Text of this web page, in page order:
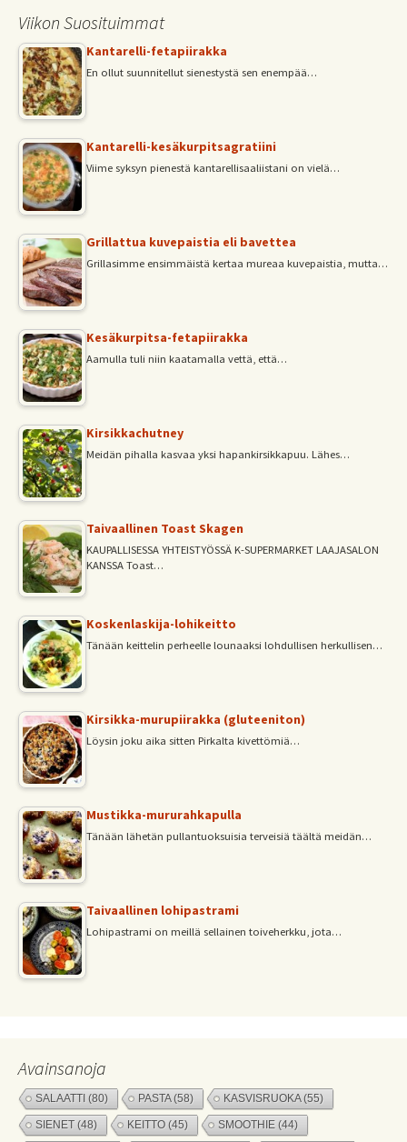
Viikon Suosituimmat
Kantarelli-fetapiirakka
En ollut suunnitellut sienestystä sen enempää…
Kantarelli-kesäkurpitsagratiini
Viime syksyn pienestä kantarellisaaliistani on vielä…
Grillattua kuvepaistia eli bavettea
Grillasimme ensimmäistä kertaa mureaa kuvepaistia, mutta…
Kesäkurpitsa-fetapiirakka
Aamulla tuli niin kaatamalla vettä, että…
Kirsikkachutney
Meidän pihalla kasvaa yksi hapankirsikkapuu. Lähes…
Taivaallinen Toast Skagen
KAUPALLISESSA YHTEISTYÖSSÄ K-SUPERMARKET LAAJASALON
KANSSA Toast…
Koskenlaskija-lohikeitto
Tänään keittelin perheelle lounaaksi lohdullisen herkullisen…
Kirsikka-murupiirakka (gluteeniton)
Löysin joku aika sitten Pirkalta kivettömiä…
Mustikka-mururahkapulla
Tänään lähetän pullantuoksuisia terveisiä täältä meidän…
Taivaallinen lohipastrami
Lohipastrami on meillä sellainen toiveherkku, jota…
Avainsanoja
SALAATTI (80) PASTA(58) KASVISRUOKA(55)
SIENET (48) KEITTO (45) SMOOTHIE (44)